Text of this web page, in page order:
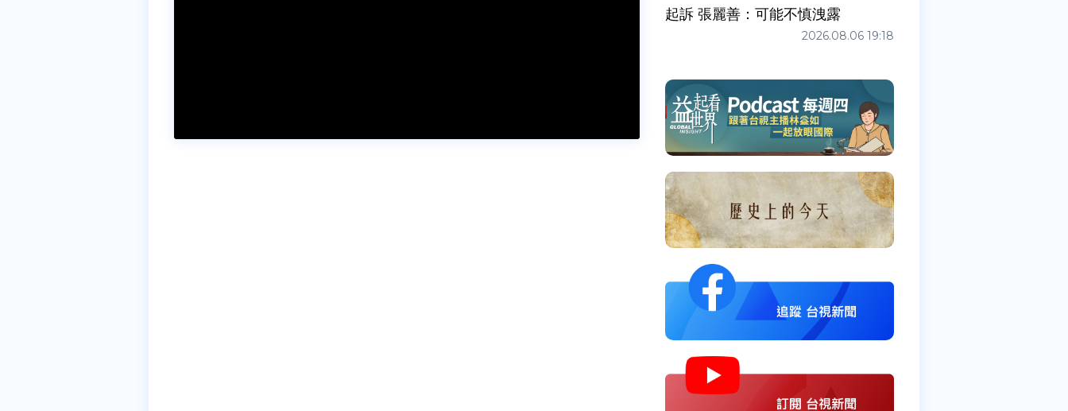
起訴 張麗善：可能不慎洩露
2026.08.06 19:18